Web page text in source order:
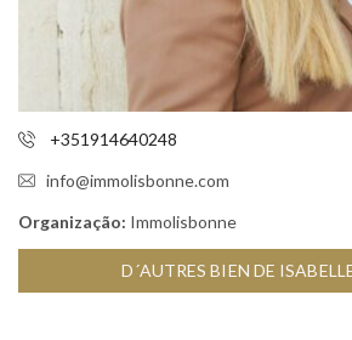
+351914640248
info@immolisbonne.com
Organização: Immolisbonne
D´AUTRES BIEN DE